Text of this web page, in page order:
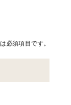
は必須項目です。